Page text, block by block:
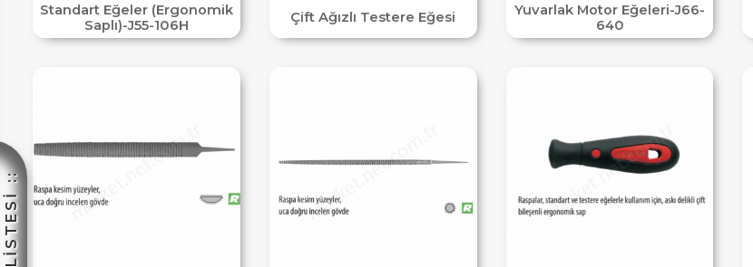
☽
Standart Eğeler (Ergonomik
Saplı)-J55-106H
Çift Ağızlı Testere Eğesi
Yuvarlak Motor Eğeleri-J66-
640